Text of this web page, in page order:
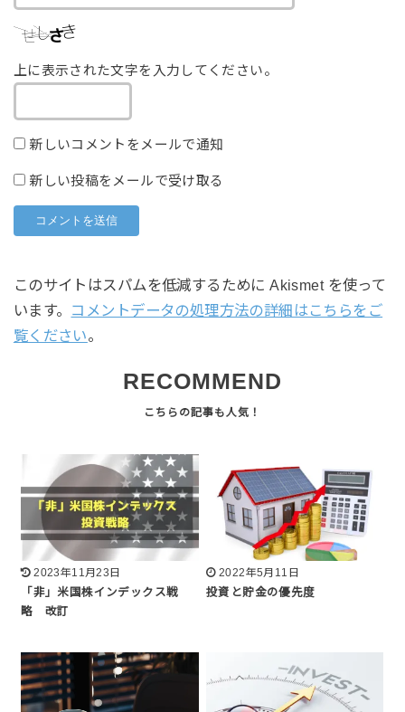
上に表示された文字を入力してください。
新しいコメントをメールで通知
新しい投稿をメールで受け取る
このサイトはスパムを低減するために Akismet を使って
います。 コメントデータの処理方法の詳細はこちらをご
覧ください。
RECOMMEND
2023年11月23日
「非」米国株インデックス戦
略 改訂
2022年5月11日
投資と貯金の優先度